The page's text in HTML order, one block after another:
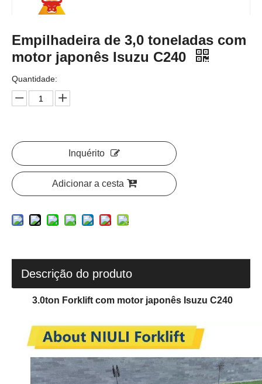
Empilhadeira de 3,0 toneladas com
motor japonês Isuzu C240
Quantidade: